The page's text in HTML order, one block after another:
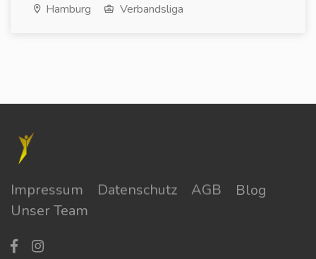
Hamburg Verbandsliga
Impressum Datenschutz AGB
Blog
Unser Team